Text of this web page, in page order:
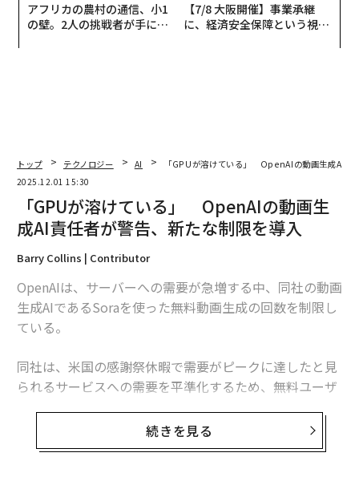
アフリカの農村の通信、小1
の壁。2人の挑戦者が手にし
【7/8 大阪開催】事業承継
に、経済安全保障という視点
トップ テクノロジー AI
「GPUが溶けている」 OpenAIの動画生成AI責
2025.12.01 15:30
「GPUが溶けている」 OpenAIの動画生
成AI責任者が警告、新たな制限を導入
Barry Collins | Contributor
OpenAIは、サーバーへの需要が急増する中、同社の動画
生成AIであるSoraを使った無料動画生成の回数を制限し
ている。
同社は、米国の感謝祭休暇で需要がピークに達したと見
られるサービスへの需要を平準化するため、無料ユーザ
「GPUが溶けていて、できるだけ多くの人にSoraを利用
続きを見る